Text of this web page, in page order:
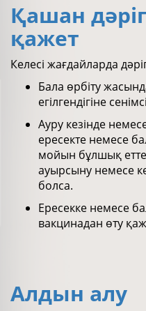
Қашан
қажет
Келесі жағдайларда
Бала өрбіту
егілгендігіне
Ауру кезінде
ересекте немесе
мойын бұлшық
ауырсыну немесе
болса.
Ересекке немесе
вакцинадан өту
Алдын алу